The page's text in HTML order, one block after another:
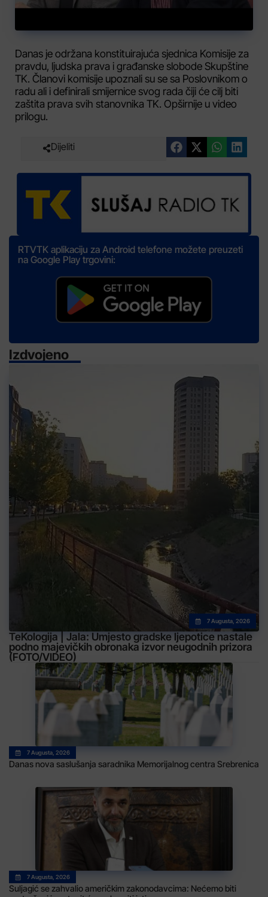
Danas je održana konstituirajuća sjednica Komisije za
pravdu, ljudska prava i građanske slobode Skupštine
TK. Članovi komisije upoznali su se sa Poslovnikom o
radu ali i definirali smijernice svog rada čiji će cilj biti
zaštita prava svih stanovnika TK. Opširnije u video
prilogu.
Dijeliti
RTVTK aplikaciju za Android telefone možete preuzeti
na Google Play trgovini:
Izdvojeno
7 Augusta, 2026
TeKologija | Jala: Umjesto gradske ljepotice nastale
podno majevičkih obronaka izvor neugodnih prizora
(FOTO/VIDEO)
7 Augusta, 2026
Danas nova saslušanja saradnika Memorijalnog centra Srebrenica
7 Augusta, 2026
Suljagić se zahvalio američkim zakonodavcima: Nećemo biti